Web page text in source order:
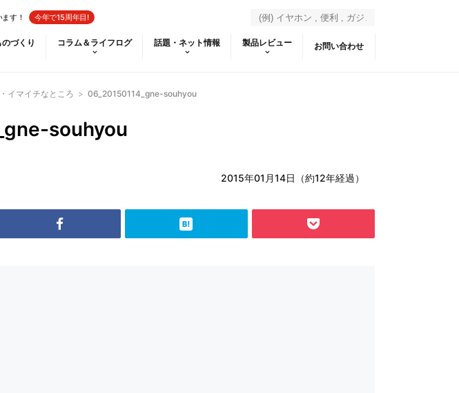
す！ 今年で15周年目!
づくり コラム＆ライフログ 話題・ネット情報 製品レビュー お問い合わせ
イマイチなところ > 06_20150114_gne-souhyou
souhyou
2015年01月14日（約12年経過）